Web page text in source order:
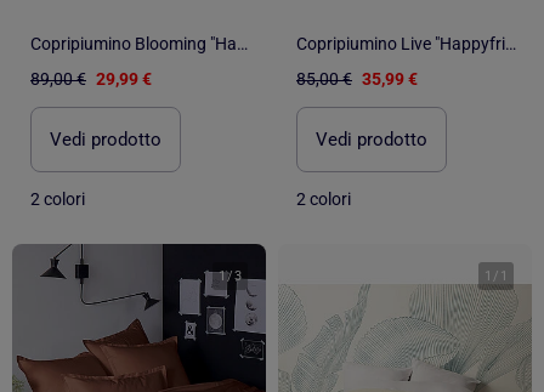
Copripiumino Blooming "Happyfriday
89,00 € 29,99 €
Vedi prodotto
2 colori
Copripiumino Live "Happyfriday
85,00 € 35,99 €
Vedi prodotto
2 colori
1/3 1 / 1